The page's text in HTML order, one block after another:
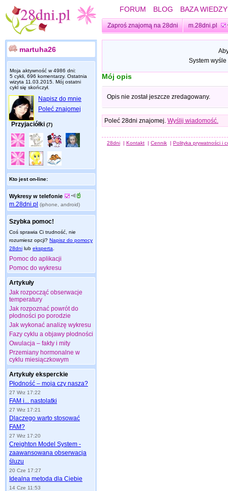
FORUM BLOG BAZA WIEDZY
Zaproś znajomą na 28dni m.28dni.pl
martuha26
Moja aktywność w 4986 dni:
5 cykli, 696 komentarzy. Ostatnia
wizyta 11.03.2015 . Mój ostatni
cykl się skończył.
Napisz do mnie
Poleć znajomej
Przyjaciółki (7)
Kto jest on-line:
Wykresy w telefonie
m.28dni.pl (iphone, android)
Szybka pomoc!
Coś sprawia Ci trudność, nie
rozumiesz opcji? Napisz do pomocy
28dni lub eksperta
Pomoc do aplikacji
Pomoc do wykresu
Artykuły
Jak rozpocząć obserwacje
temperatury
Jak rozpoznać powrót do
płodności po porodzie
Jak wykonać analizę wykresu
Fazy cyklu a objawy płodności
Owulacja – fakty i mity
Przemiany hormonalne w
cyklu miesiączkowym
Artykuły eksperckie
Płodność – moja czy nasza?
27 Wrz 17:22
FAM i... nastolatki
27 Wrz 17:21
Dlaczego warto stosować
FAM?
27 Wrz 17:20
Creighton Model System -
zaawansowana obserwacja
śluzu
20 Cze 17:27
Idealna metoda dla Ciebie
14 Cze 11:53
System
Mój opis
Opis nie został jeszcze zredagowany.
Poleć 28dni znajomej. Wyślij wiadomość.
28dni | Kontakt | Cennik | Polityka prywatności i